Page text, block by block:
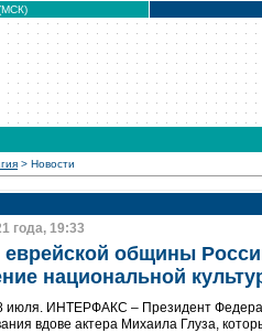
> Новости
года, 19:33
общины
национальной
июля. ИНТЕРФАКС – Президент
вдове актера Михаила Глуза,